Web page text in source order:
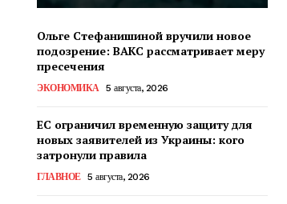
Ольге Стефанишиной вручили новое
подозрение: ВАКС рассматривает меру
пресечения
ЭКОНОМИКА 5 августа, 2026
ЕС ограничил временную защиту для
новых заявителей из Украины: кого
затронули правила
ГЛАВНОЕ 5 августа, 2026